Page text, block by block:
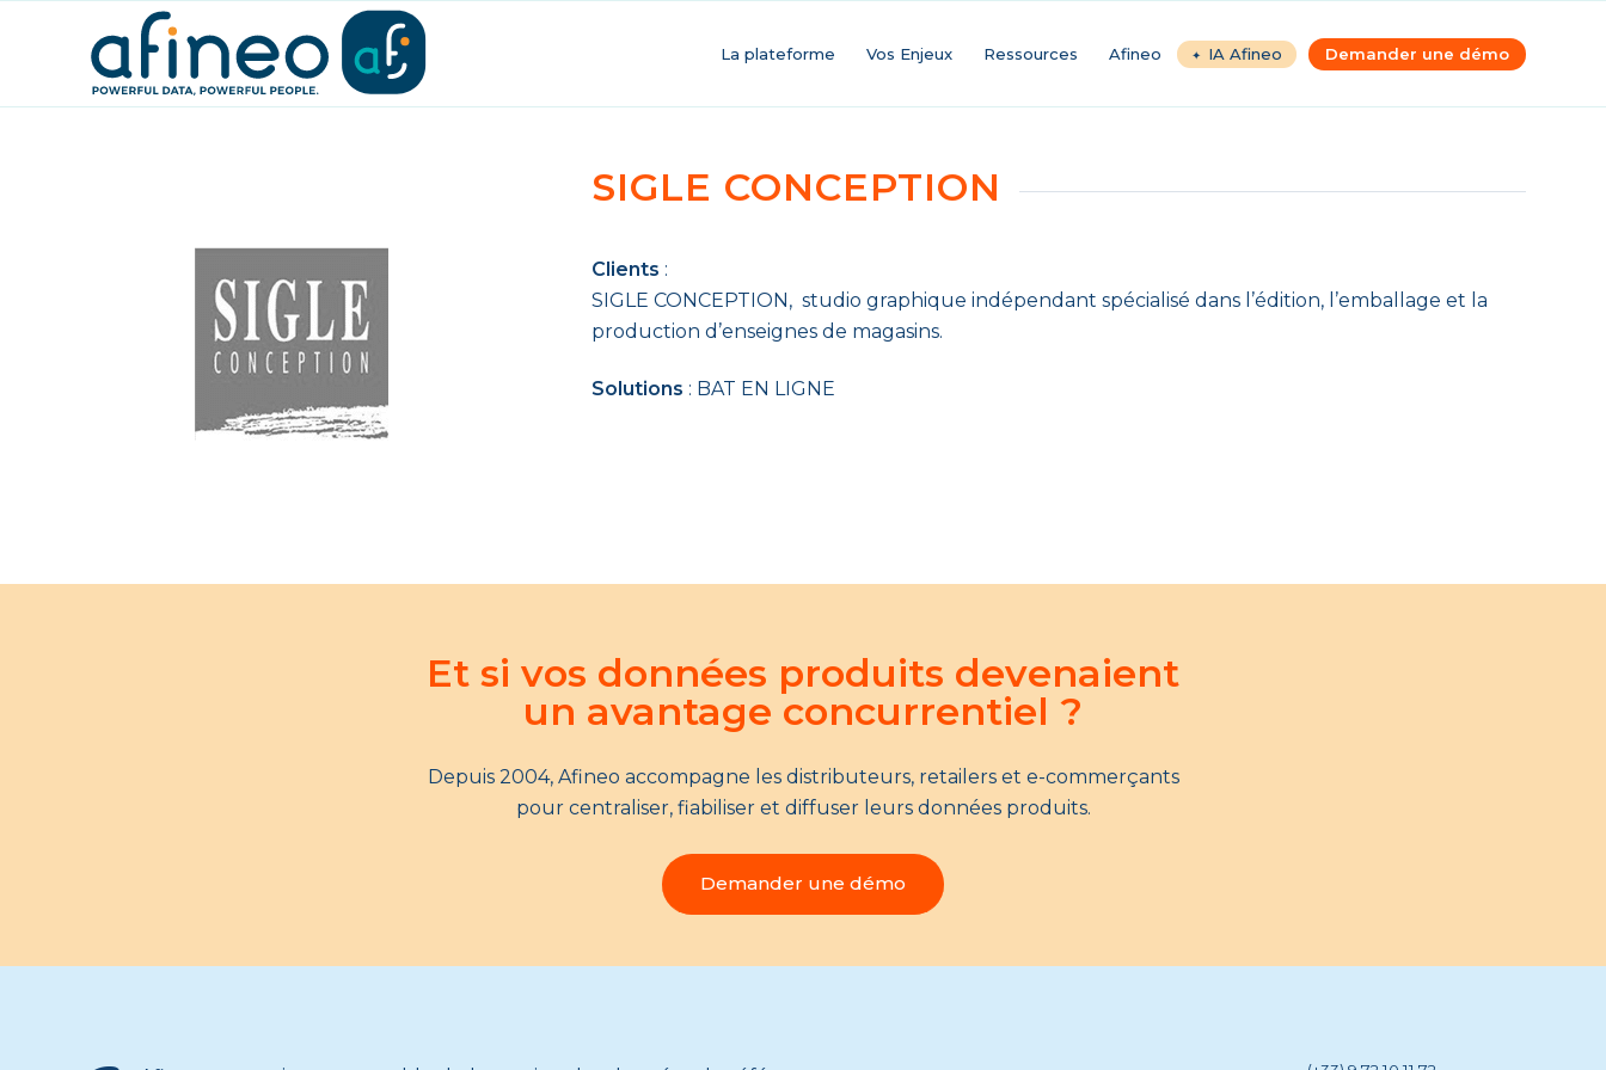
La plateforme Vos Enjeux Ressources Afineo IA Afineo Demander une démo
SIGLE CONCEPTION
Clients :
SIGLE CONCEPTION, studio graphique indépendant spécialisé dans l’édition, l’emballage et la
production d’enseignes de magasins.
Solutions : BAT EN LIGNE
Et si vos données produits devenaient
un avantage concurrentiel ?
Depuis 2004, Afineo accompagne les distributeurs, retailers et e-commerçants
pour centraliser, fiabiliser et diffuser leurs données produits.
Demander une démo